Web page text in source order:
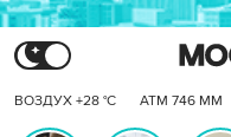
ВОЗДУХ +28 °C АТМ 746 ММ